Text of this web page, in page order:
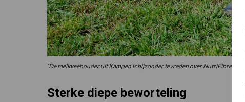
‘De melkveehouder uit Kampen is bijzonder tevreden over NutriFibre.'
Sterke diepe beworteling